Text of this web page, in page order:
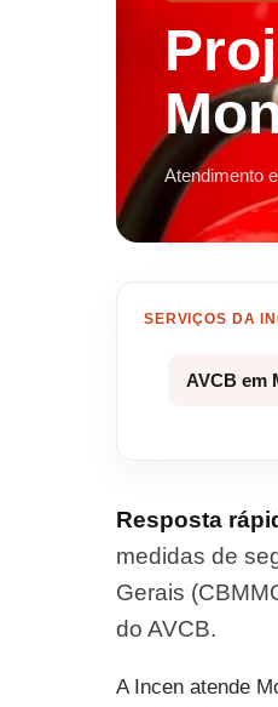
Atendimento
SERVIÇOS DA
AVCB em
Resposta
medidas de
Gerais
do AVCB.
A Incen atende